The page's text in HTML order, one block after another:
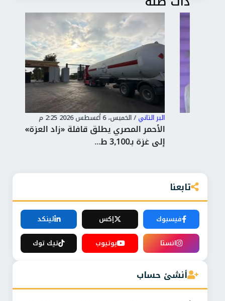
البر التاني/الخميس، 6 أغسطس 2026 2:25 م
الأحمر المصري يطلق قافلة «زاد العزة» الـ251
إلى غزة بـ3,100 ط...
تابعنا
فيسبوك إكس
لينكد
انستا
يوتيوب تيك توك
أنشئ حساب